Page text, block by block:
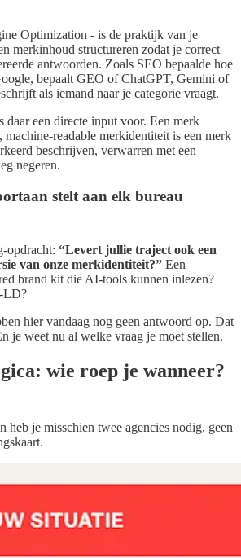
Optimization - is de praktijk van je
merkinhoud structureren zodat je correct
antwoorden. Zoals SEO bepaalde hoe
bepaalt GEO of ChatGPT, Gemini of
als iemand naar je categorie vraagt.
daar een directe input voor. Een merk
machine-readable merkidentiteit is een merk
beschrijven, verwarren met een
negeren.
stelt aan elk bureau
opdracht: “Levert jullie traject ook een
van onze merkidentiteit?” Een
brand kit die AI-tools kunnen inlezen?
LD?
hier vandaag nog geen antwoord op. Dat
je weet nu al welke vraag je moet stellen.
wie roep je wanneer?
heb je misschien twee agencies nodig, geen